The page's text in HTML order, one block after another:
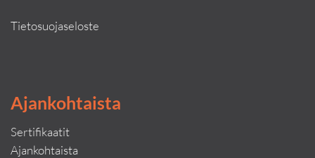
Tietosuojaseloste
Ajankohtaista
Sertifikaatit
Ajankohtaista